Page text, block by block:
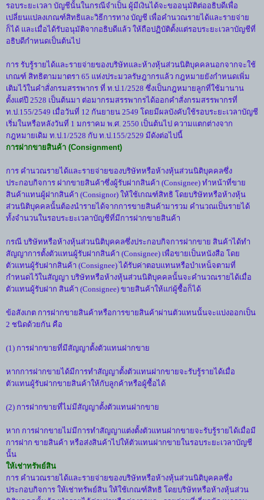
รอบระยะเวลา บัญชีนั้นในกรณีจำเป็น ผู้มีเงินได้จะขออนุมัติต่ออธิบดีเพื่อ
เปลี่ยนแปลงเกณฑ์สิทธิและวิธีการทาง บัญชี เพื่อคำนวณรายได้และรายจ่าย
ก็ได้ และเมื่อได้รับอนุมัติจากอธิบดีแล้ว ให้ถือปฏิบัติตั้งแต่รอบระยะเวลาบัญชีที่
อธิบดีกำหนดเป็นต้นไป
การ รับรู้รายได้และรายจ่ายของบริษัทและห้างหุ้นส่วนนิติบุคคลนอกจากจะใช้
เกณฑ์ สิทธิตามมาตรา 65 แห่งประมวลรัษฎากรแล้ว กฎหมายยังกำหนดเพิ่ม
เติมไว้ในคำสั่งกรมสรรพากร ที่ ท.ป.1/2528 ซึ่งเป็นกฎหมายลูกที่ใช้มานาน
ตั้งแต่ปี 2528 เป็นต้นมา ต่อมากรมสรรพากรได้ออกคำสั่งกรมสรรพากรที่
ท.ป.155/2549 เมื่อวันที่ 12 กันยายน 2549 โดยมีผลบังคับใช้รอบระยะเวลาบัญชี
เริ่มในหรือหลังวันที่ 1 มกราคม พ.ศ. 2550 เป็นต้นไป ความแตกต่างจาก
กฎหมายเดิม ท.ป.1/2528 กับ ท.ป.155/2529 มีดังต่อไปนี้
การฝากขายสินค้า (Consignment)
การ คำนวณรายได้และรายจ่ายของบริษัทหรือห้างหุ้นส่วนนิติบุคคลซึ่ง
ประกอบกิจการ ฝากขายสินค้าซึ่งผู้รับฝากสินค้า (Consignee) ทำหน้าที่ขาย
สินค้าแทนผู้ฝากสินค้า (Consignor) ให้ใช้เกณฑ์สิทธิ โดยบริษัทหรือห้างหุ้น
ส่วนนิติบุคคลนั้นต้องนำรายได้จากการขายสินค้ามารวม คำนวณเป็นรายได้
ทั้งจำนวนในรอบระยะเวลาบัญชีที่มีการฝากขายสินค้า
กรณี บริษัทหรือห้างหุ้นส่วนนิติบุคคลซึ่งประกอบกิจการฝากขาย สินค้าได้ทำ
สัญญาการตั้งตัวแทนผู้รับฝากสินค้า (Consignee) เพื่อขายเป็นหนังสือ โดย
ตัวแทนผู้รับฝากสินค้า (Consignee) ได้รับค่าตอบแทนหรือบำเหน็จตามที่
กำหนดไว้ในสัญญา บริษัทหรือห้างหุ้นส่วนนิติบุคคลนั้นจะคำนวณรายได้เมื่อ
ตัวแทนผู้รับฝาก สินค้า (Consignee) ขายสินค้าให้แก่ผู้ซื้อก็ได้
ข้อสังเกต การฝากขายสินค้าหรือการขายสินค้าผ่านตัวแทนนั้นจะแบ่งออกเป็น
2 ชนิดด้วยกัน คือ
(1) การฝากขายที่มีสัญญาตั้งตัวแทนฝากขาย
หากการฝากขายได้มีการทำสัญญาตั้งตัวแทนฝากขายจะรับรู้รายได้เมื่อ
ตัวแทนผู้รับฝากขายสินค้าให้กับลูกค้าหรือผู้ซื้อได้
(2) การฝากขายที่ไม่มีสัญญาตั้งตัวแทนฝากขาย
หาก การฝากขายไม่มีการทำสัญญาแต่งตั้งตัวแทนฝากขายจะรับรู้รายได้เมื่อมี
การฝาก ขายสินค้า หรือส่งสินค้าไปให้ตัวแทนฝากขายในรอบระยะเวลาบัญชี
นั้น
ให้เช่าทรัพย์สิน
การ คำนวณรายได้และรายจ่ายของบริษัทหรือห้างหุ้นส่วนนิติบุคคลซึ่ง
ประกอบกิจการ ให้เช่าทรัพย์สิน ให้ใช้เกณฑ์สิทธิ โดยบริษัทหรือห้างหุ้นส่วน